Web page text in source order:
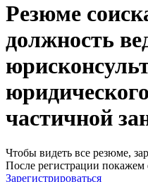
Резюме
должность
частичной
Чтобы видеть все резюме,
После регистрации
Зарегистрироваться